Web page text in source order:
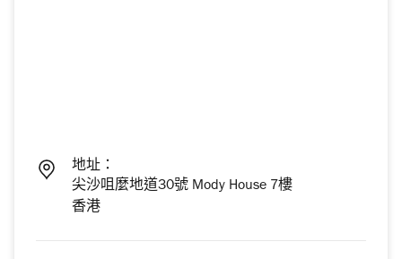
地址：
尖沙咀麼地道30號 Mody House 7樓
香港